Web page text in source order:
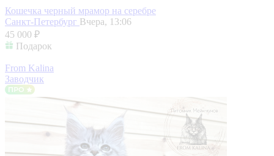
Кошечка черный мрамор на серебре
Санкт-Петербург Вчера, 13:06
45 000 ₽
Подарок
From Kalina
Заводчик